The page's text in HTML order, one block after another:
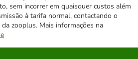
sem incorrer em quaisquer custos além
à tarifa normal, contactando o
zooplus. Mais informações na